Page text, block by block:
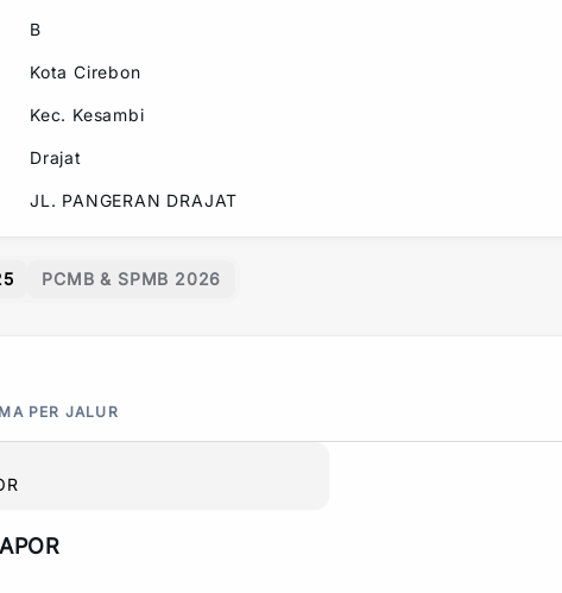
B
Kota Cirebon
Kec. Kesambi
Drajat
JL. PANGERAN DRAJAT
PCMB & SPMB 2026
PER JALUR